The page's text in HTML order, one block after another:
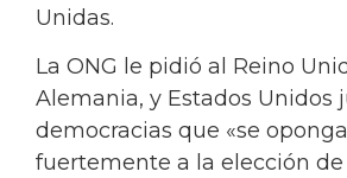
Unidas.
La ONG le pidió al Reino
Alemania, y Estados Unidos
democracias que «se
fuertemente a la elección de